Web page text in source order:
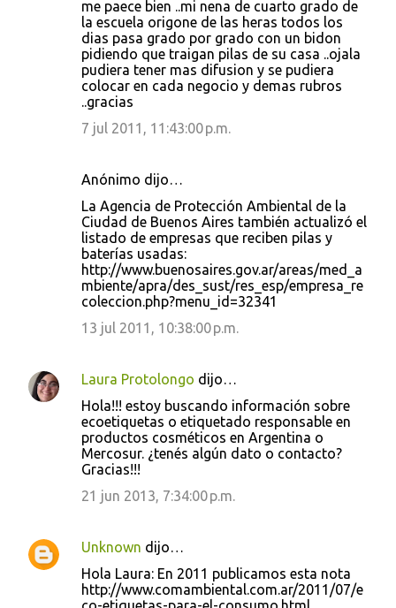
me paece bien ..mi nena de cuarto grado de
la escuela origone de las heras todos los
dias pasa grado por grado con un bidon
pidiendo que traigan pilas de su casa ..ojala
pudiera tener mas difusion y se pudiera
colocar en cada negocio y demas rubros
..gracias
7 jul 2011, 11:43:00 p.m.
Anónimo dijo…
La Agencia de Protección Ambiental de la
Ciudad de Buenos Aires también actualizó el
listado de empresas que reciben pilas y
baterías usadas:
http://www.buenosaires.gov.ar/areas/med_a
mbiente/apra/des_sust/res_esp/empresa_re
coleccion.php?menu_id=32341
13 jul 2011, 10:38:00 p.m.
Laura Protolongo dijo…
Hola!!! estoy buscando información sobre
ecoetiquetas o etiquetado responsable en
productos cosméticos en Argentina o
Mercosur. ¿tenés algún dato o contacto?
Gracias!!!
21 jun 2013, 7:34:00 p.m.
Unknown dijo…
Hola Laura: En 2011 publicamos esta nota
http://www.comambiental.com.ar/2011/07/e